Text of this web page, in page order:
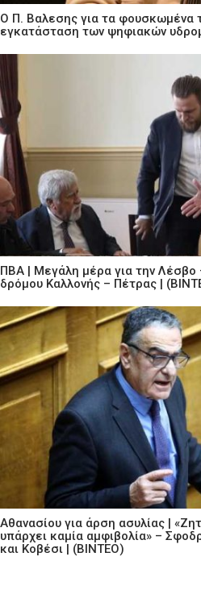
Ο Π. Βαλεσης για τα φουσκωμένα
εγκατάσταση των ψηφιακών
ΠΒΑ | Μεγάλη μέρα για την Λέσβο
δρόμου Καλλονής – Πέτρας |
Αθανασίου για άρση ασυλίας |
υπάρχει καμία αμφιβολία» –
και Κοβέσι | (ΒΙΝΤΕΟ)